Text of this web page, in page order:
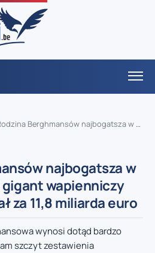
Berghmansów najbogatsza w Belgii – waloński gigant wapienniczy sprzedaje oddział za 11,8 miliarda euro
najbogatsza w
gigant wapienniczy
za 11,8 miliarda euro
wynosi dotąd bardzo
szczyt zestawienia